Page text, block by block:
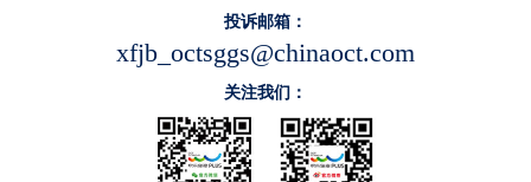
投诉邮箱：
xfjb_octsggs@chinaoct.com
关注我们：